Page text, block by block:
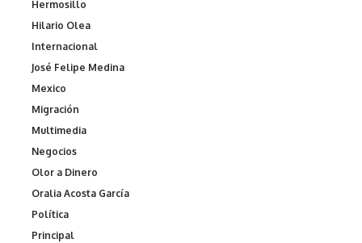
Hermosillo
Hilario Olea
Internacional
José Felipe Medina
Mexico
Migración
Multimedia
Negocios
Olor a Dinero
Oralia Acosta García
Política
Principal